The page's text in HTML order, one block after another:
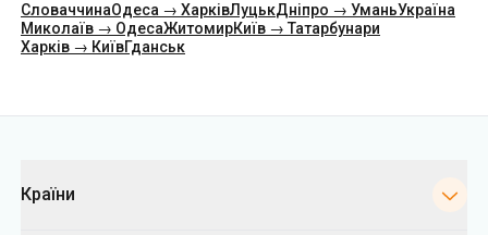
СловаччинаОдеса → ХарківЛуцькДніпро → УманьУкраїна
Миколаїв → ОдесаЖитомирКиїв → Татарбунари
Харків → КиївГданськ
Країни